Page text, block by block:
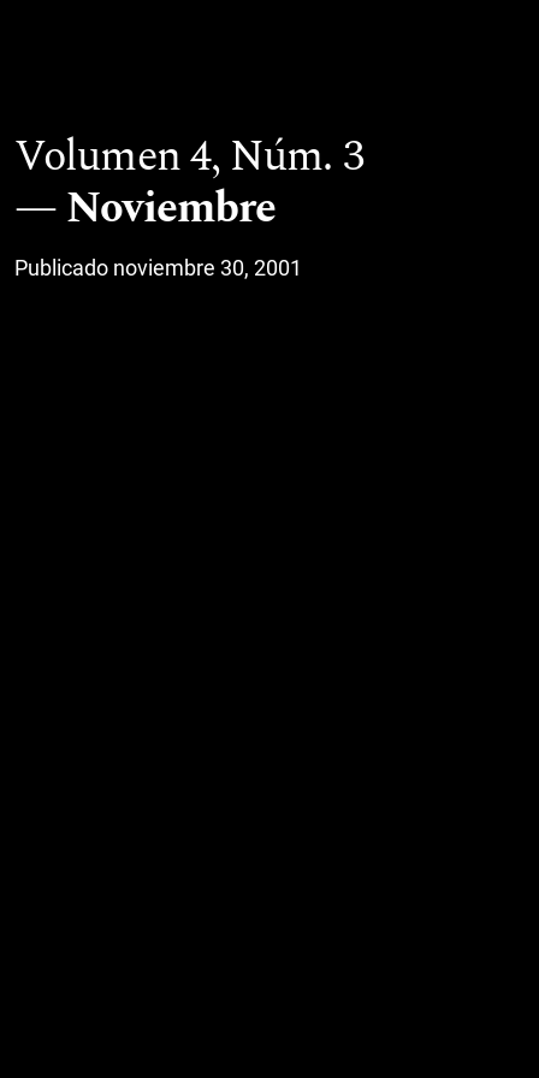
Volumen 4,Núm. 3
Noviembre
Publicado noviembre 30, 2001